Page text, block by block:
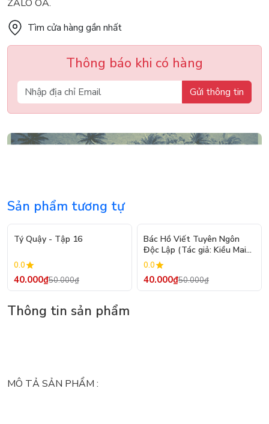
ZALO OA.
Tìm cửa hàng gần nhất
Thông báo khi có hàng
Gửi thông tin
Sản phẩm tương tự
Tý Quậy - Tập 16
0.0
40.000₫50.000₫
- 20%
Bác Hồ Viết Tuyên Ngôn
Độc Lập (Tác giả: Kiều Mai
Sơn)
0.0
40.000₫50.000₫
Thông tin sản phẩm
MÔ TẢ SẢN PHẨM :